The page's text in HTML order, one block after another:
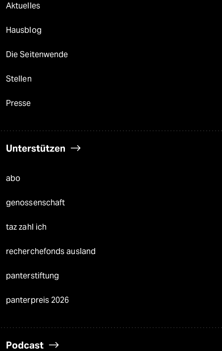
Aktuelles
Hausblog
Die Seitenwende
Stellen
Presse
Unterstützen
abo
genossenschaft
taz zahl ich
recherchefonds ausland
panterstiftung
panterpreis 2026
Podcast